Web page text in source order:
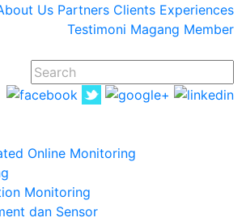
Us Partners Clients Experiences
Testimoni Magang Member
Online Monitoring
Monitoring
dan Sensor